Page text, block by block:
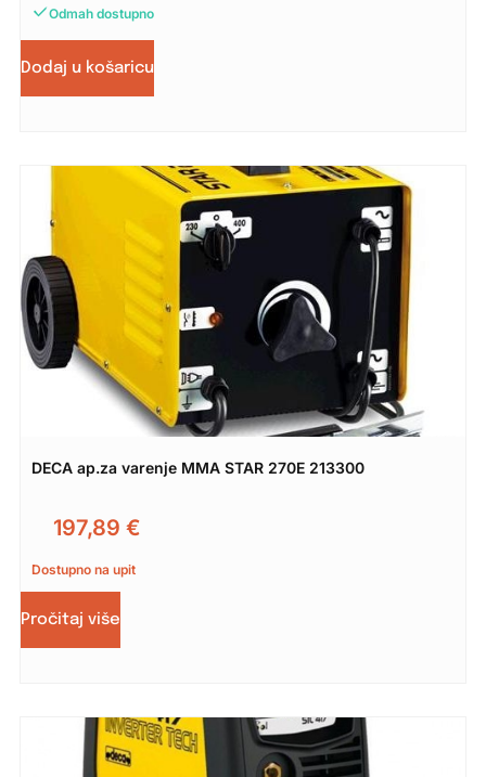
Odmah dostupno
Dodaj u košaricu
DECA ap.za varenje MMA STAR 270E 213300
197,89 €
Dostupno na upit
Pročitaj više